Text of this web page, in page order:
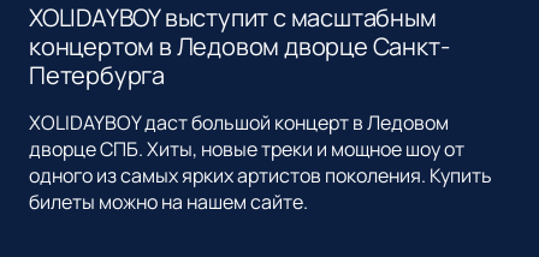
XOLIDAYBOY выступит с масштабным
концертом в Ледовом дворце Санкт-
Петербурга
XOLIDAYBOY даст большой концерт в Ледовом
дворце СПБ. Хиты, новые треки и мощное шоу от
одного из самых ярких артистов поколения. Купить
билеты можно на нашем сайте.